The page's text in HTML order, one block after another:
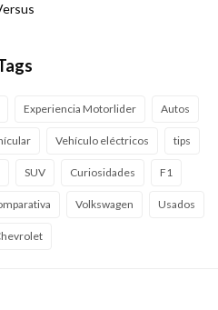
Experiencia Motorlider Autos
Vehículo eléctricos tips
SUV Curiosidades F1
Volkswagen Usados